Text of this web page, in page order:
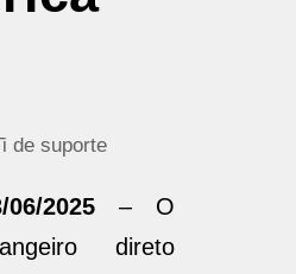
de suporte
2025– O
direto